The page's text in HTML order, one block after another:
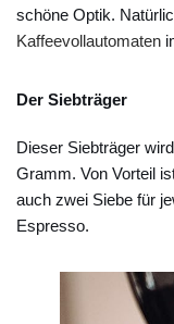
schöne Optik.
Kaffeevollautomaten
Der Siebträger
Dieser Siebträger
Gramm. Von Vorteil
auch zwei Siebe für
Espresso.